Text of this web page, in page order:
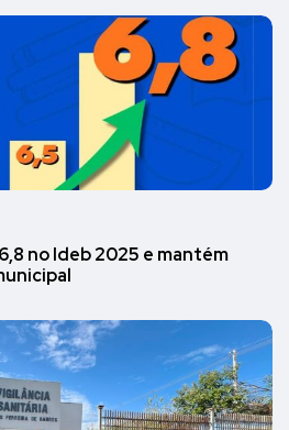
no Ideb 2025 e mantém